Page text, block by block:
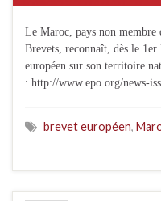
Le Maroc, pays non membre
Brevets, reconnaît, dès le
européen sur son territoire
: http://www.epo.org/news-
brevet européen,